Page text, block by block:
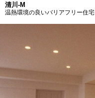
清川-M
温熱環境の良いバリアフリー住宅